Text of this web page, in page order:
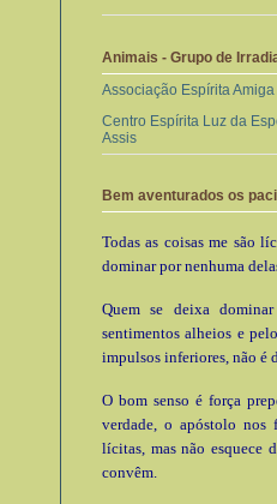
Animais - Grupo de
Associação Espírita
Centro Espírita Luz da
Assis
Bem aventurados os
Todas as coisas me são
dominar por nenhuma
Quem se deixa
sentimentos alheios e
impulsos inferiores, não é
O bom senso é força
verdade, o apóstolo nos
lícitas, mas não esquece
convêm.